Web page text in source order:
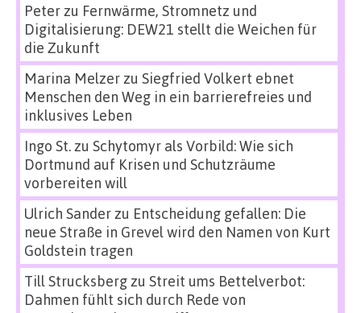
Peterzu Fernwärme, Stromnetz und
Digitalisierung: DEW21 stellt die Weichen für
die Zukunft
Marina Melzerzu Siegfried Volkert ebnet
Menschen den Weg in ein barrierefreies und
inklusives Leben
Ingo St.zu Schytomyr als Vorbild: Wie sich
Dortmund auf Krisen und Schutzräume
vorbereiten will
Ulrich Sanderzu Entscheidung gefallen: Die
neue Straße in Grevel wird den Namen von Kurt
Goldstein tragen
Till Strucksbergzu Streit ums Bettelverbot:
Dahmen fühlt sich durch Rede von